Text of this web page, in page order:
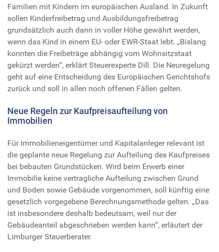
Familien mit Kindern im europäischen Ausland. In Zukunft
sollen Kinderfreibetrag und Ausbildungsfreibetrag
grundsätzlich auch dann in voller Höhe gewährt werden,
wenn das Kind in einem EU- oder EWR-Staat lebt. „Bislang
konnten die Freibeträge abhängig vom Wohnsitzstaat
gekürzt werden“, erklärt Steuerexperte Dill. Die Neuregelung
geht auf eine Entscheidung des Europäischen Gerichtshofs
zurück und soll in allen noch offenen Fällen gelten.
Neue Regeln zur Kaufpreisaufteilung von
Immobilien
Für Immobilieneigentümer und Kapitalanleger relevant ist
die geplante neue Regelung zur Aufteilung des Kaufpreises
bei bebauten Grundstücken. Wird beim Erwerb einer
Immobilie keine vertragliche Aufteilung zwischen Grund
und Boden sowie Gebäude vorgenommen, soll künftig eine
gesetzlich vorgegebene Berechnungsmethode gelten. „Das
ist insbesondere deshalb bedeutsam, weil nur der
Gebäudeanteil abgeschrieben werden kann“, erläutert der
Limburger Steuerberater.